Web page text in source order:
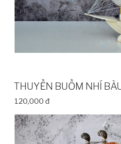
THUYỀN BUỒM NHÍ
120,000 đ